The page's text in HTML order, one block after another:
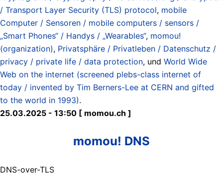
/ Transport Layer Security (TLS) protocol, mobile
Computer / Sensoren / mobile computers / sensors /
„Smart Phones“ / Handys / „Wearables“, momou!
(organization), Privatsphäre / Privatleben / Datenschutz /
privacy / private life / data protection, und World Wide
Web on the internet (screened plebs-class internet of
today / invented by Tim Berners-Lee at CERN and gifted
to the world in 1993).
25.03.2025 - 13:50 [ momou.ch ]
momou! DNS
DNS-over-TLS